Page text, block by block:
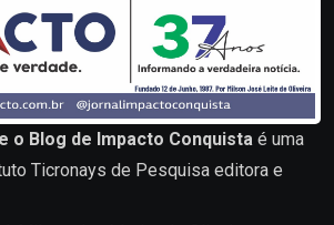
o Blog de Impacto Conquista é uma
Ticronays de Pesquisa editora e